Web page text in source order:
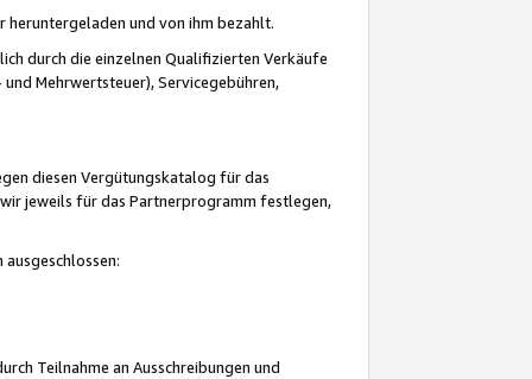
und von ihm bezahlt.
durch die einzelnen Qualifizierten Verkäufe
Mehrwertsteuer), Servicegebühren,
diesen Vergütungskatalog für das
jeweils für das Partnerprogramm festlegen,
Teilnahme an Ausschreibungen und